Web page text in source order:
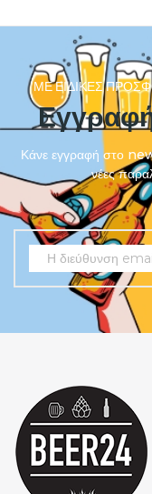
ΜΕ ΕΙΔΙΚΈΣ
Κάνε εγγραφή στο
νέες